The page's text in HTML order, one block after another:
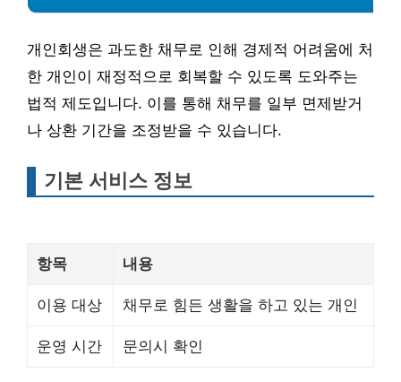
개인회생은 과도한 채무로 인해 경제적 어려움에 처
한 개인이 재정적으로 회복할 수 있도록 도와주는
법적 제도입니다. 이를 통해 채무를 일부 면제받거
나 상환 기간을 조정받을 수 있습니다.
기본 서비스 정보
항목 내용
이용 대상 채무로 힘든 생활을 하고 있는 개인
운영 시간 문의시 확인